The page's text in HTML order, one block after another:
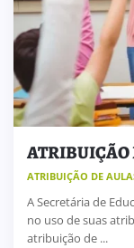
ATRIBUIÇÃO
ATRIBUIÇÃO DE
A Secretária de
no uso de suas
atribuição de ...